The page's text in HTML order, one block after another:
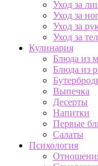
Уход за
Уход за
Уход за
Уход за
Кулинария
Блюда из
Блюда из
Выпечка
Десерты
Напитки
Первые
Салаты
Психология